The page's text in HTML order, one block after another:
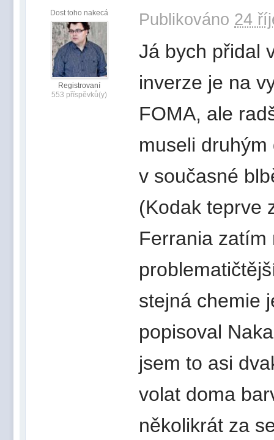
Dost toho nakecá
Registrovaní
553 příspěvků(y)
Publikováno 24
Já bych přidal
inverze je na
FOMA, ale
museli
v současné
(Kodak teprve
Ferrania zatím
stejná chemie
popisoval
jsem to asi
volat doma
několikrát za